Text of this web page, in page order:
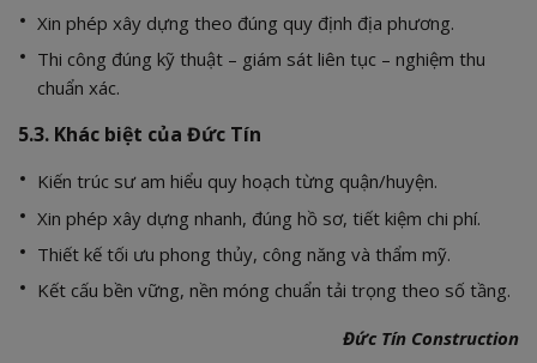
Xin phép xây dựng theo đúng quy định địa phương.
Thi công đúng kỹ thuật – giám sát liên tục – nghiệm thu
chuẩn xác.
5.3. Khác biệt của Đức Tín
Kiến trúc sư am hiểu quy hoạch từng quận/huyện.
Xin phép xây dựng nhanh, đúng hồ sơ, tiết kiệm chi phí.
Thiết kế tối ưu phong thủy, công năng và thẩm mỹ.
Kết cấu bền vững, nền móng chuẩn tải trọng theo số tầng.
Đức Tín Construction